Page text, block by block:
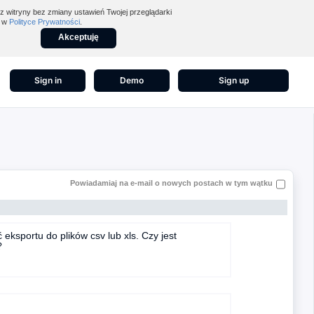
witryny bez zmiany ustawień Twojej przeglądarki
w Polityce Prywatności
Akceptuję
Sign in Demo Sign up
Powiadamiaj na e-mail o nowych postach w tym wątku
do plików csv lub xls. Czy jest